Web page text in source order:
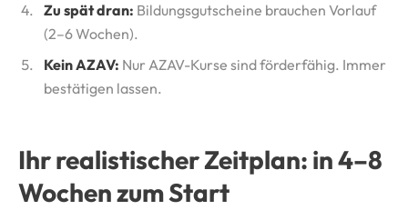
Zu spät dran: Bildungsgutscheine brauchen Vorlauf
(2–6 Wochen).
Kein AZAV: Nur AZAV-Kurse sind förderfähig. Immer
bestätigen lassen.
Ihr realistischer Zeitplan: in 4–8
Wochen zum Start